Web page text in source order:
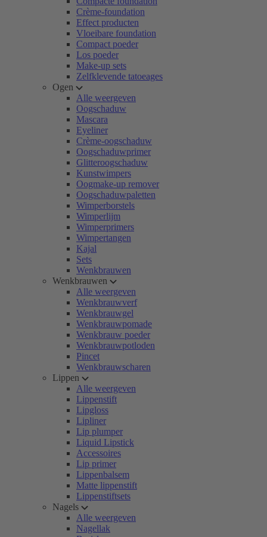
Crème-foundation
Effect producten
Vloeibare foundation
Compact poeder
Los poeder
Make-up sets
Zelfklevende tatoeages
Ogen
Alle weergeven
Oogschaduw
Mascara
Eyeliner
Crème-oogschaduw
Oogschaduwprimer
Glitteroogschaduw
Kunstwimpers
Oogmake-up remover
Oogschaduwpaletten
Wimperborstels
Wimperlijm
Wimperprimers
Wimpertangen
Kajal
Sets
Wenkbrauwen
Wenkbrauwen
Alle weergeven
Wenkbrauwverf
Wenkbrauwgel
Wenkbrauwpomade
Wenkbrauw poeder
Wenkbrauwpotloden
Pincet
Wenkbrauwscharen
Lippen
Alle weergeven
Lippenstift
Lipgloss
Lipliner
Lip plumper
Liquid Lipstick
Accessoires
Lip primer
Lippenbalsem
Matte lippenstift
Lippenstiftsets
Nagels
Alle weergeven
Nagellak